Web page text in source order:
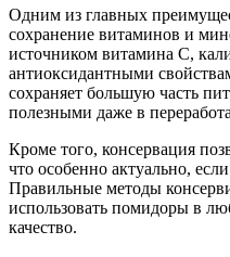
Одним из главных
сохранение витаминов и
источником витамина С,
антиоксидантными
сохраняет большую часть
полезными даже в
Кроме того, консервация
что особенно актуально,
Правильные методы
использовать помидоры в
качество.